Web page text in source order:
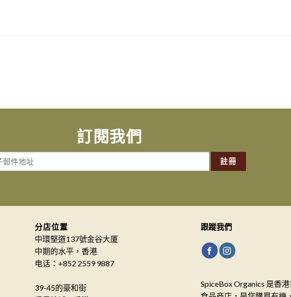
訂閱我們
分店位置
中環堅道137號金谷大厦
中期的水平，香港
电话：+852 2559 9887
39-45的豪和街
跟蹤我們
SpiceBox Organics 是香